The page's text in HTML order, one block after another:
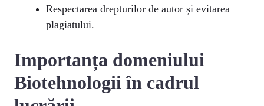
Respectarea drepturilor de autor și evitarea
plagiatului.
Importanța domeniului
Biotehnologii în cadrul